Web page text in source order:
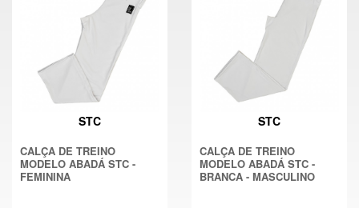
STC
CALÇA DE TREINO
MODELO ABADÁ STC -
FEMININA
STC
CALÇA DE TREINO
MODELO ABADÁ STC -
BRANCA - MASCULINO